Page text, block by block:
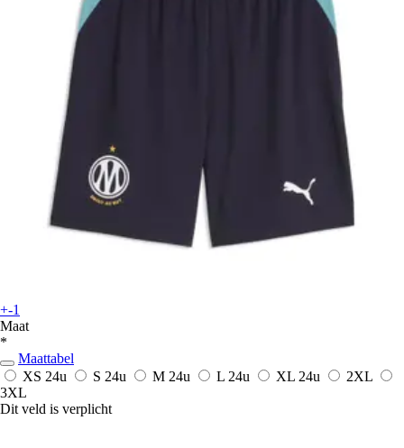
+-1
Maat
*
Maattabel
XS 24u S 24u M 24u L 24u XL 24u
2XL
3XL
Dit veld is verplicht